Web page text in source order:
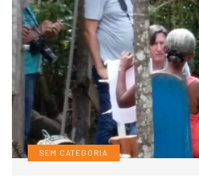
SEM CATEGORIA